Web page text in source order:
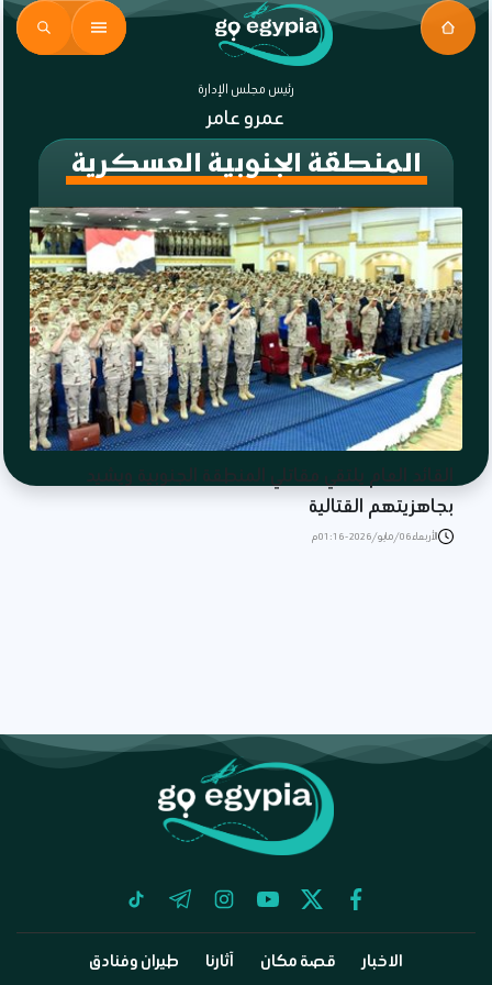
رئيس مجلس الإدارة
عمرو عامر
المنطقة الجنوبية العسكرية
القائد العام يلتقي مقاتلي المنطقة الجنوبية ويشيد
بجاهزيتهم القتالية
الأربعاء 06/مايو/2026 - 01:16 م
facebook
twitter
youtube
instagram
telegram
tiktok
الاخبار قصة مكان آثارنا طيران وفنادق